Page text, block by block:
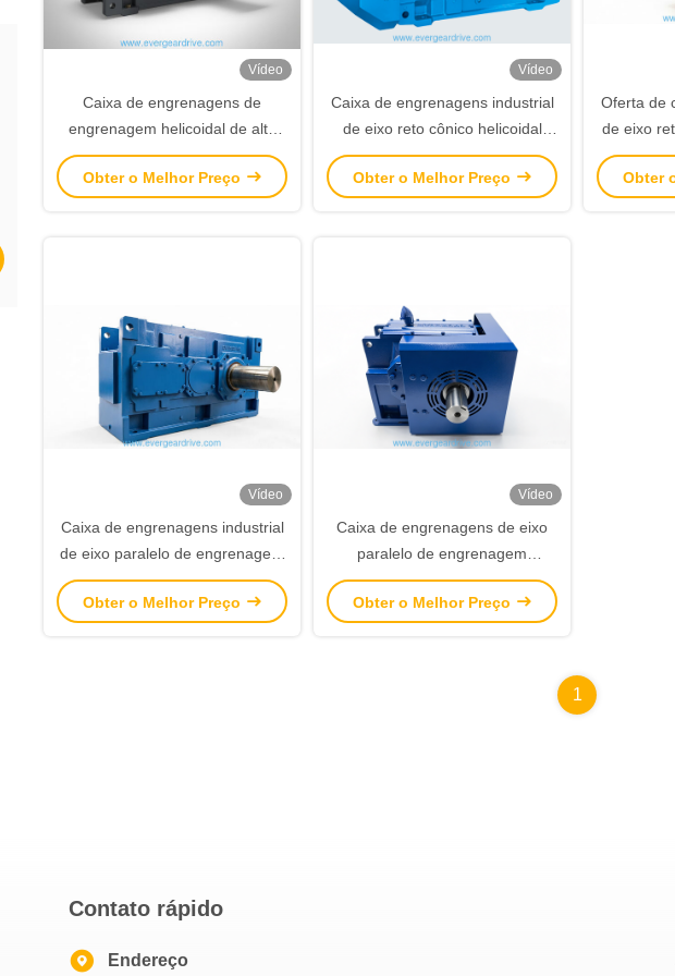
Vídeo
Caixa de engrenagens de
engrenagem helicoidal de alto
binário da série EH3HH com
caixa de ferro fundido e flange
Obter o Melhor Preço
Vídeo
Caixa de engrenagens industrial
de eixo reto cônico helicoidal
série EB.SH com eixo sólido de
saída
Obter o Melhor Preço
Oferta de
de eixo
Obter
Vídeo
Caixa de engrenagens industrial
de eixo paralelo de engrenagem
helicoidal série EH.SH com eixo
sólido de saída
Obter o Melhor Preço
Vídeo
Caixa de engrenagens de eixo
paralelo de engrenagem
helicoidal industrial com eixo de
saída sólido para aplicações de
Obter o Melhor Preço
1
Contato rápido
Endereço